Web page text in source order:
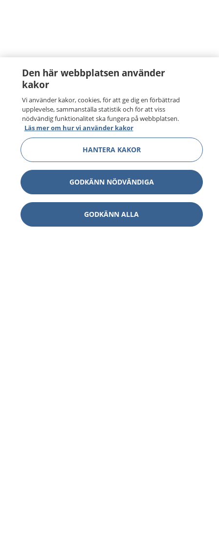
Den här webbplatsen använder
kakor
Vi använder kakor, cookies, för att ge dig en förbättrad
upplevelse, sammanställa statistik och för att viss
nödvändig funktionalitet ska fungera på webbplatsen.
Läs mer om hur vi använder kakor
HANTERA KAKOR
GODKÄNN NÖDVÄNDIGA
GODKÄNN ALLA